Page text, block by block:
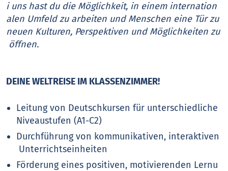
i uns hast du die Möglichkeit, in einem internation
alen Umfeld zu arbeiten und Menschen eine Tür zu
neuen Kulturen, Perspektiven und Möglichkeiten zu
öffnen.
DEINE WELTREISE IM KLASSENZIMMER!
Leitung von Deutschkursen für unterschiedliche
Niveaustufen (A1-C2)
Durchführung von kommunikativen, interaktiven
Unterrichtseinheiten
Förderung eines positiven, motivierenden Lernu